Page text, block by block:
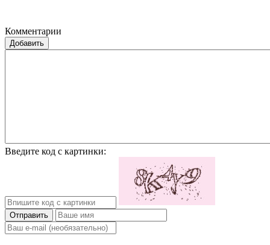
Комментарии
Добавить
Введите код с картинки:
Отправить